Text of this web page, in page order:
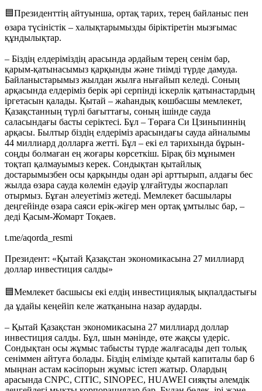
🟦Президенттің айтуынша, ортақ тарих, терең байланыс пен
өзара түсіністік – халықтарымызды біріктіретін мызғымас
құндылықтар.
– Біздің елдеріміздің арасында әрдайым терең сенім бар,
қарым-қатынасымыз қарқынды және тиімді түрде дамуда.
Байланыстарымыз жылдан жылға нығайып келеді. Соның
арқасында елдеріміз берік әрі серпінді іскерлік қатынастардың
іргетасын қалады. Қытай – жаһандық көшбасшы мемлекет,
Қазақстанның түрлі бағыттағы, соның ішінде сауда
саласындағы басты серіктесі. Бұл – Төраға Си Цзиньпиннің
арқасы. Былтыр біздің елдеріміз арасындағы сауда айналымы
44 миллиард долларға жетті. Бұл – екі ел тарихында бұрын-
соңды болмаған ең жоғары көрсеткіш. Бірақ біз мұнымен
тоқтап қалмауымыз керек. Сондықтан қытайлық
достарымызбен осы қарқынды одан әрі арттырып, алдағы бес
жылда өзара сауда көлемін едәуір ұлғайтуды жоспарлап
отырмыз. Бұған әлеуетіміз жетеді. Мемлекет басшылары
деңгейінде өзара саяси ерік-жігер мен ортақ ұмтылыс бар, –
деді Қасым-Жомарт Тоқаев.
t.me/aqorda_resmi
Президент: «Қытай Қазақстан экономикасына 27 миллиард
доллар инвестиция салды»
🟦Мемлекет басшысы екі елдің инвестициялық ықпалдастығы
да ұдайы кеңейіп келе жатқанына назар аударды.
– Қытай Қазақстан экономикасына 27 миллиард доллар
инвестиция салды. Бұл, шын мәнінде, өте жақсы үдеріс.
Сондықтан осы жұмыс табысты түрде жалғасады деп толық
сеніммен айтуға болады. Біздің елімізде қытай капиталы бар 6
мыңнан астам кәсіпорын жұмыс істеп жатыр. Олардың
арасында CNPC, CITIC, SINOPEC, HUAWEI сияқты әлемдік